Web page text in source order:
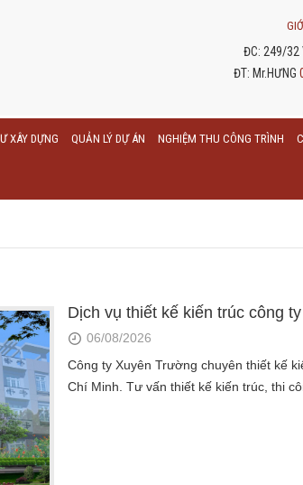
ĐC: 249/32
ĐT: Mr.HƯNG
XÂY DỰNG QUẢN LÝ DỰ ÁN NGHIỆM THU CÔNG TRÌNH
Dịch vụ thiết kế kiến trúc công
06/08/2026
Công ty Xuyên Trường chuyên thiết kế
Chí Minh. Tư vấn thiết kế kiến trúc, thi